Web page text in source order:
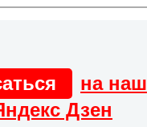
на наш
Дзен